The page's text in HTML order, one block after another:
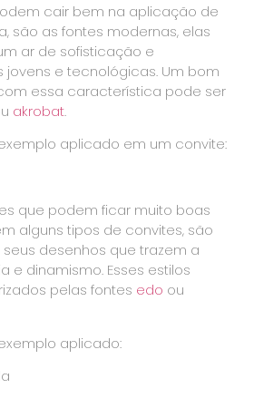
cair bem na aplicação de
são as fontes modernas, elas
ar de sofisticação e
e tecnológicas. Um bom
essa característica pode ser
akrobat.
aplicado em um convite:
que podem ficar muito boas
alguns tipos de convites, são
desenhos que trazem a
e dinamismo. Esses estilos
pelas fontes edo ou
aplicado: